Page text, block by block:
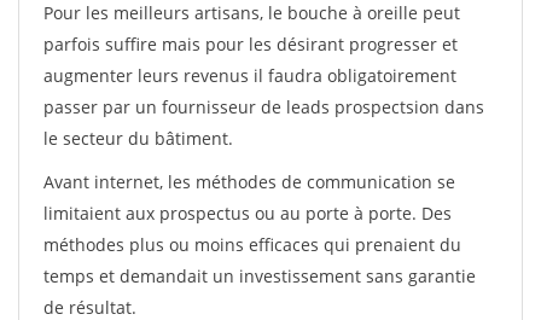
Pour les meilleurs artisans, le bouche à oreille peut
parfois suffire mais pour les désirant progresser et
augmenter leurs revenus il faudra obligatoirement
passer par un fournisseur de leads prospectsion dans
le secteur du bâtiment.
Avant internet, les méthodes de communication se
limitaient aux prospectus ou au porte à porte. Des
méthodes plus ou moins efficaces qui prenaient du
temps et demandait un investissement sans garantie
de résultat.